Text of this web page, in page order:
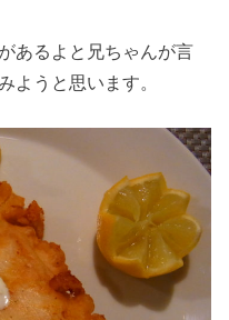
あるよと兄ちゃんが言
ようと思います。